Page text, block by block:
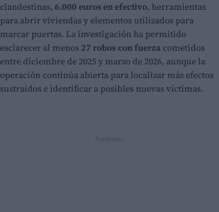
clandestinas, 6.000 euros en efectivo, herramientas
para abrir viviendas y elementos utilizados para
marcar puertas. La investigación ha permitido
esclarecer al menos 27 robos con fuerza cometidos
entre diciembre de 2025 y marzo de 2026, aunque la
operación continúa abierta para localizar más efectos
sustraídos e identificar a posibles nuevas víctimas.